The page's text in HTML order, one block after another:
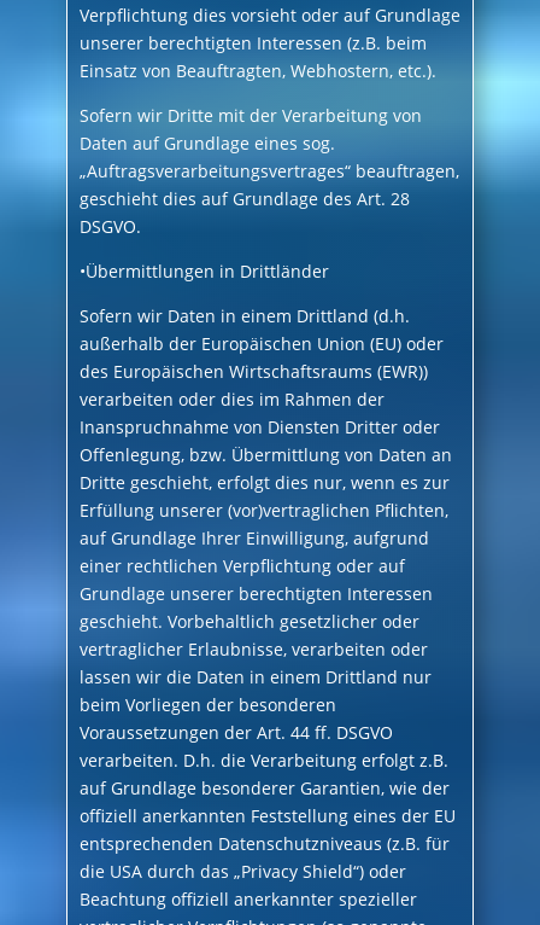
Verpflichtung dies vorsieht oder auf Grundlage
unserer berechtigten Interessen (z.B. beim
Einsatz von Beauftragten, Webhostern, etc.).
Sofern wir Dritte mit der Verarbeitung von
Daten auf Grundlage eines sog.
„Auftragsverarbeitungsvertrages“ beauftragen,
geschieht dies auf Grundlage des Art. 28
DSGVO.
•Übermittlungen in Drittländer
Sofern wir Daten in einem Drittland (d.h.
außerhalb der Europäischen Union (EU) oder
des Europäischen Wirtschaftsraums (EWR))
verarbeiten oder dies im Rahmen der
Inanspruchnahme von Diensten Dritter oder
Offenlegung, bzw. Übermittlung von Daten an
Dritte geschieht, erfolgt dies nur, wenn es zur
Erfüllung unserer (vor)vertraglichen Pflichten,
auf Grundlage Ihrer Einwilligung, aufgrund
einer rechtlichen Verpflichtung oder auf
Grundlage unserer berechtigten Interessen
geschieht. Vorbehaltlich gesetzlicher oder
vertraglicher Erlaubnisse, verarbeiten oder
lassen wir die Daten in einem Drittland nur
beim Vorliegen der besonderen
Voraussetzungen der Art. 44 ff. DSGVO
verarbeiten. D.h. die Verarbeitung erfolgt z.B.
auf Grundlage besonderer Garantien, wie der
offiziell anerkannten Feststellung eines der EU
entsprechenden Datenschutzniveaus (z.B. für
die USA durch das „Privacy Shield“) oder
Beachtung offiziell anerkannter spezieller